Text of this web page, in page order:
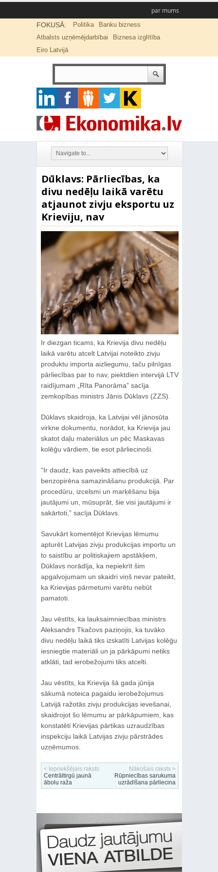
par mums
FOKUSĀ: Politika
Banku bizness
Atbalsts uzņēmējdarbībai
Biznesa izglītība
Eiro Latvijā
Dūklavs: Pārliecības, ka
divu nedēļu laikā varētu
atjaunot zivju eksportu uz
Krieviju, nav
Ir diezgan ticams, ka Krievija divu nedēļu
laikā varētu atcelt Latvijai noteikto zivju
produktu importa aizliegumu, taču pilnīgas
pārliecības par to nav, piektdien intervijā LTV
raidījumam „Rīta Panorāma” sacīja
zemkopības ministrs Jānis Dūklavs (ZZS).
Dūklavs skaidroja, ka Latvijai vēl jānosūta
virkne dokumentu, norādot, ka Krievija jau
skatot daļu materiālus un pēc Maskavas
kolēģu vārdiem, tie esot pārliecinoši.
“Ir daudz, kas paveikts attiecībā uz
benzopirēna samazināšanu produkcijā. Par
procedūru, izcelsmi un marķēšanu bija
jautājumi un, mūsuprāt, šie visi jautājumi ir
sakārtoti,” sacīja Dūklavs.
Savukārt komentējot Krievijas lēmumu
apturēt Latvijas zivju produkcijas importu un
to saistību ar politiskajiem apstākļiem,
Dūklavs norādīja, ka nepiekrīt šim
apgalvojumam un skaidri viņš nevar pateikt,
ka Krievijas pārmetumi varētu nebūt
pamatoti.
Jau vēstīts, ka lauksaimniecības ministrs
Aleksandrs Tkačovs paziņojis, ka tuvāko
divu nedēļu laikā tiks izskatīti Latvijas kolēģu
iesniegtie materiāli un ja pārkāpumi netiks
atklāti, tad ierobežojumi tiks atcelti.
Jau vēstīts, ka Krievija šā gada jūnija
sākumā noteica pagaidu ierobežojumus
Latvijā ražotās zivju produkcijas ievešanai,
skaidrojot šo lēmumu ar pārkāpumiem, kas
konstatēti Krievijas pārtikas uzraudzības
inspekciju laikā Latvijas zivju pārstrādes
uzņēmumos.
< Iepriekšējais raksts
Centrāltirgū jaunā
ābolu raža
Nākošais raksts >
Rūpniecības sarukuma
uzrādīšana pārliecina